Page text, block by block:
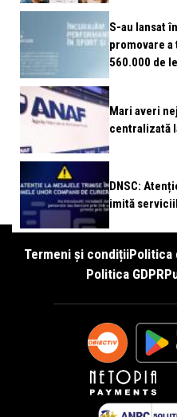
S-au lansat
promovare
560.000 de
Mari averi
centralizată
DNSC:
imită
Termeni și condițiiPolitica
Politica GDPR